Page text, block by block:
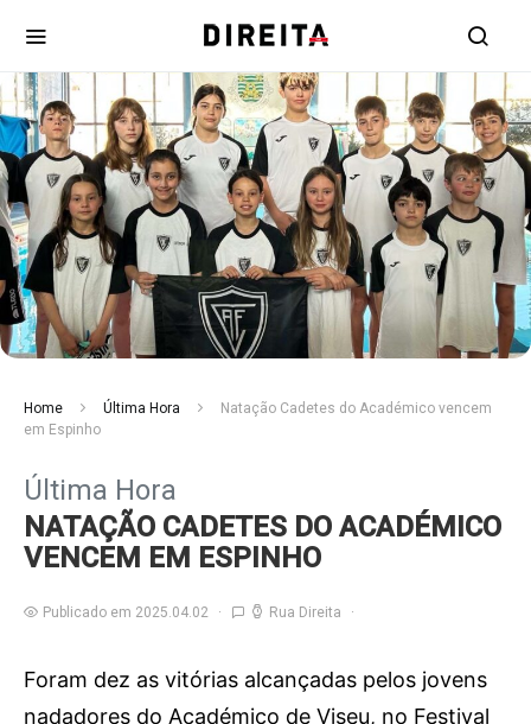
Home Última Hora
Natação Cadetes do Académico vencem
em Espinho
Última Hora
NATAÇÃO CADETES DO ACADÉMICO
VENCEM EM ESPINHO
Publicado em 2025.04.02 Rua Direita
Foram dez as vitórias alcançadas pelos jovens
nadadores do Académico de Viseu, no Festival